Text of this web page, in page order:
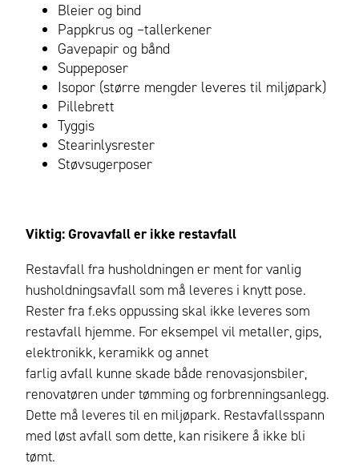
Bleier og bind
Pappkrus og –tallerkener
Gavepapir og bånd
Suppeposer
Isopor (større mengder leveres til miljøpark)
Pillebrett
Tyggis
Stearinlysrester
Støvsugerposer
Viktig: Grovavfall er ikke restavfall
Restavfall fra husholdningen er ment for vanlig
husholdningsavfall som må leveres i knytt pose.
Rester fra f.eks oppussing skal ikke leveres som
restavfall hjemme. For eksempel vil metaller, gips,
elektronikk, keramikk og annet
farlig avfall kunne skade både renovasjonsbiler,
renovatøren under tømming og forbrenningsanlegg.
Dette må leveres til en miljøpark. Restavfallsspann
med løst avfall som dette, kan risikere å ikke bli
tømt.